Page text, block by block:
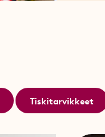
Tiskitarvikkeet